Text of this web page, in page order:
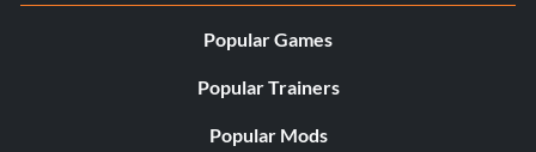
Popular Games
Popular Trainers
Popular Mods